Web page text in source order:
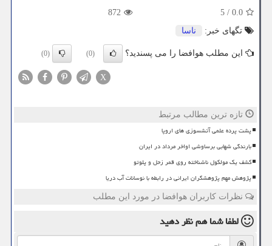
0.0
/
5
872
تگهای خبر:
ناسا
این مطلب هوافضا را می پسندید؟ (0)
(0)
X
تازه ترین مطالب مرتبط
پشت پرده علمی آتشسوزی های اروپا
بارندگی شهابی برساوشی اواخر مرداد در ایران
کشف یک مولکول ناشناخته روی قمر زحل و پلوتو
پژوهش مهم پژوهشگران ایرانی در رابطه با نوسانات آب دریا
نظرات کاربران هوافضا در مورد این مطلب
لطفا شما همنظر دهید